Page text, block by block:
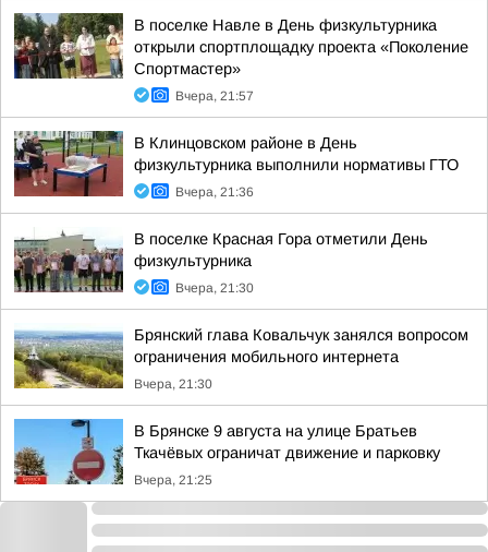
В поселке Навле в День физкультурника
открыли спортплощадку проекта «Поколение
Спортмастер»
Вчера, 21:57
В Клинцовском районе в День
физкультурника выполнили нормативы ГТО
Вчера, 21:36
В поселке Красная Гора отметили День
физкультурника
Вчера, 21:30
Брянский глава Ковальчук занялся вопросом
ограничения мобильного интернета
Вчера, 21:30
В Брянске 9 августа на улице Братьев
Ткачёвых ограничат движение и парковку
Вчера, 21:25